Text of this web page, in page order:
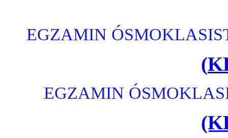
EGZAMIN
(
EGZAMIN